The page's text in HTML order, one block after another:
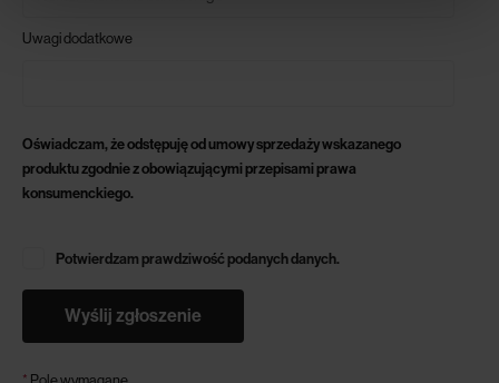
Uwagi dodatkowe
Oświadczam, że odstępuję od umowy sprzedaży wskazanego
produktu zgodnie z obowiązującymi przepisami prawa
konsumenckiego.
Potwierdzam prawdziwość podanych danych.